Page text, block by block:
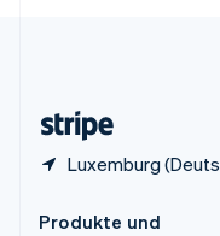
Luxemburg
Produkte und